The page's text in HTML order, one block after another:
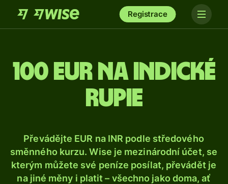
Registrace
100 eur na indické
rupie
Převádějte EUR na INR podle středového
směnného kurzu. Wise je mezinárodní účet, se
kterým můžete své peníze posílat, převádět je
na jiné měny i platit – všechno jako doma, ať